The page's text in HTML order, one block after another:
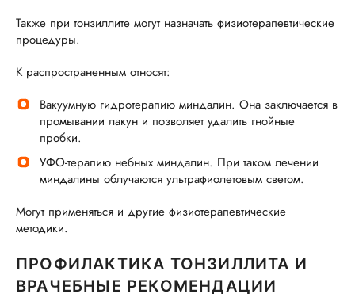
Также при тонзиллите могут назначать физиотерапевтические
процедуры.
К распространенным относят:
Вакуумную гидротерапию миндалин. Она заключается в
промывании лакун и позволяет удалить гнойные
пробки.
УФО-терапию небных миндалин. При таком лечении
миндалины облучаются ультрафиолетовым светом.
Могут применяться и другие физиотерапевтические
методики.
ПРОФИЛАКТИКА ТОНЗИЛЛИТА И
ВРАЧЕБНЫЕ РЕКОМЕНДАЦИИ